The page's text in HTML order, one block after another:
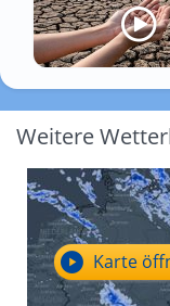
Weitere
Karte